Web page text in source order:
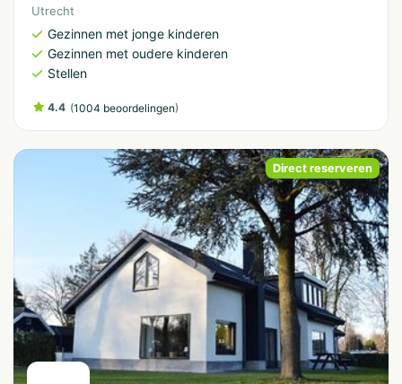
Utrecht
Gezinnen met jonge kinderen
Gezinnen met oudere kinderen
Stellen
4.4 (1004 beoordelingen)
Direct reserveren